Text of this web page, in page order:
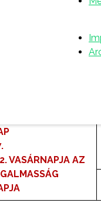
VASÁRNAPJA AZ